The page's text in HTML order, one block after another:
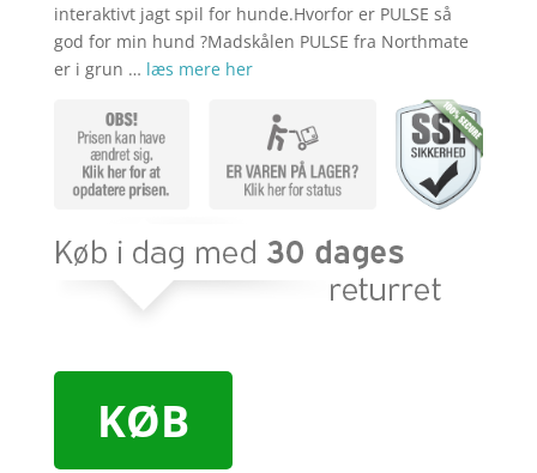
interaktivt jagt spil for hunde.Hvorfor er PULSE så
god for min hund ?Madskålen PULSE fra Northmate
er i grun … læs mere her
KØB